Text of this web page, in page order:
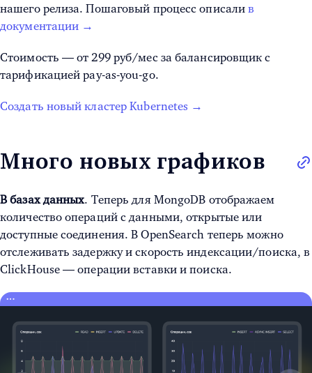
нашего релиза. Пошаговый процесс описалив
документации →
Стоимость — от 299 руб/мес за балансировщик с
тарификацией pay-as-you-go.
Создать новый кластер Kubernetes →
Много новых графиков
В базах данных. Теперь для MongoDB отображаем
количество операций с данными, открытые или
доступные соединения. В OpenSearch теперь можно
отслеживать задержку и скорость индексации/поиска, в
ClickHouse — операции вставки и поиска.